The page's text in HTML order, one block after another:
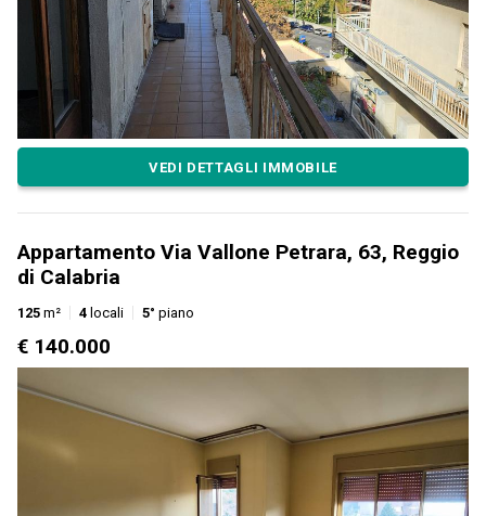
VEDI DETTAGLI IMMOBILE
Appartamento Via Vallone Petrara, 63, Reggio
di Calabria
125 m² 4 locali 5° piano
€ 140.000